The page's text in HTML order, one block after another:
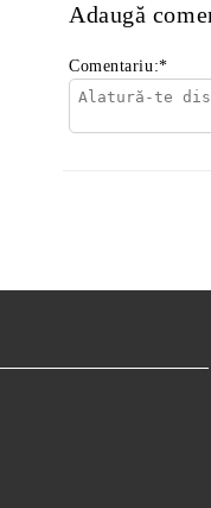
Adaugă
Comentariu:*